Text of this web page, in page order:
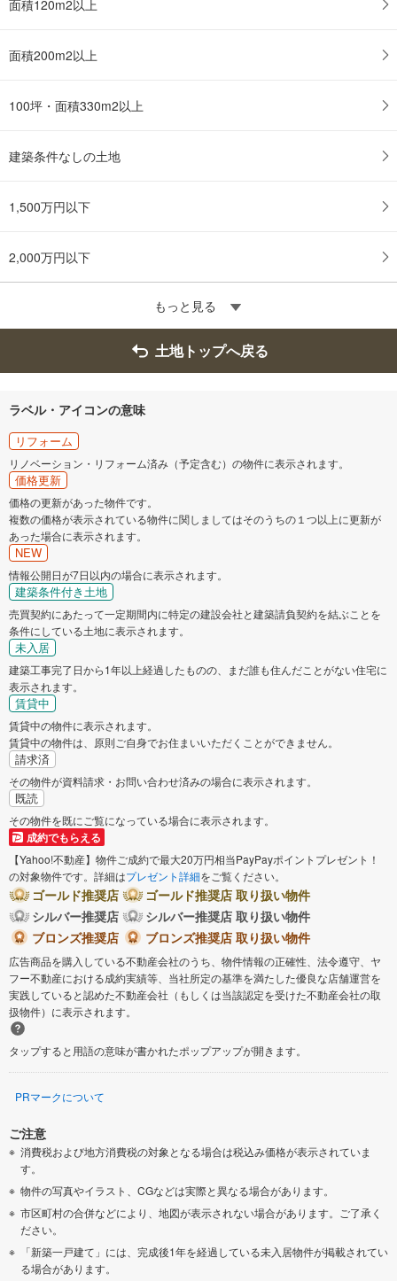
イ
ー
保
す
る
面積120m2以上
面積200m2以上
100坪・面積330m2以上
建築条件なしの土地
1,500万円以下
2,000万円以下
もっと見る
土地トップへ戻る
ラベル・アイコンの意味
リフォーム
リノベーション・リフォーム済み（予定含む）の物件に表示されます。
価格更新
価格の更新があった物件です。
複数の価格が表示されている物件に関しましてはそのうちの１つ以上に更新が
あった場合に表示されます。
NEW
情報公開日が7日以内の場合に表示されます。
建築条件付き土地
売買契約にあたって一定期間内に特定の建設会社と建築請負契約を結ぶことを
条件にしている土地に表示されます。
未入居
建築工事完了日から1年以上経過したものの、まだ誰も住んだことがない住宅に
表示されます。
賃貸中
賃貸中の物件に表示されます。
賃貸中の物件は、原則ご自身でお住まいいただくことができません。
請求済
その物件が資料請求・お問い合わせ済みの場合に表示されます。
既読
その物件を既にご覧になっている場合に表示されます。
成約でもらえる
【Yahoo!不動産】物件ご成約で最大20万円相当PayPayポイントプレゼント！
の対象物件です。詳細はプレゼント詳細をご覧ください。
ゴールド推奨店
ゴールド推奨店 取り扱い物件
シルバー推奨店
シルバー推奨店 取り扱い物件
ブロンズ推奨店
ブロンズ推奨店 取り扱い物件
広告商品を購入している不動産会社のうち、物件情報の正確性、法令遵守、ヤ
フー不動産における成約実績等、当社所定の基準を満たした優良な店舗運営を
実践していると認めた不動産会社（もしくは当該認定を受けた不動産会社の取
扱物件）に表示されます。
タップすると用語の意味が書かれたポップアップが開きます。
PRマークについて
ご注意
消費税および地方消費税の対象となる場合は税込み価格が表示されていま
す。
物件の写真やイラスト、CGなどは実際と異なる場合があります。
市区町村の合併などにより、地図が表示されない場合があります。ご了承く
ださい。
「新築一戸建て」には、完成後1年を経過している未入居物件が掲載されてい
る場合があります。